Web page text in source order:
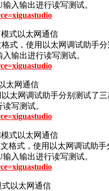
入输出进行读写测试。
式以太网通信
式，使用以太网调试助手
输出进行读写测试。
太网通信
太网调试助手分别测试了
写测试。
式以太网通信
格式，使用以太网调试助
入输出进行读写测试。
式以太网通信